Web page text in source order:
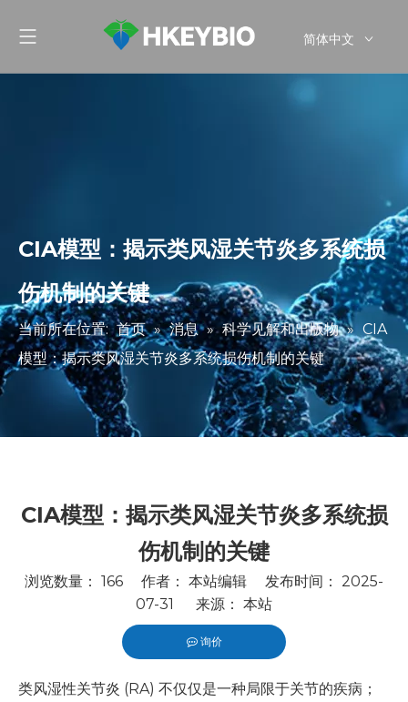
简体中文
CIA模型：揭示类风湿关节炎多系统损
伤机制的关键
当前所在位置: 首页 » 消息 » 科学见解和出版物 » CIA
模型：揭示类风湿关节炎多系统损伤机制的关键
CIA模型：揭示类风湿关节炎多系统损
伤机制的关键
浏览数量： 166 作者： 本站编辑 发布时间： 2025-
07-31 来源： 本站
询价
类风湿性关节炎 (RA) 不仅仅是一种局限于关节的疾病；